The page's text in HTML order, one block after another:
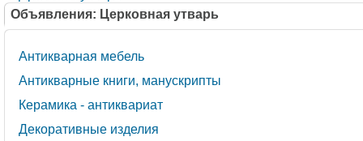
Объявления: Церковная утварь
Антикварная мебель
Антикварные книги, манускрипты
Керамика - антиквариат
Декоративные изделия